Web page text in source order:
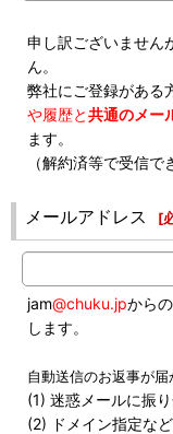
申し訳ございません
ん。
弊社にご登録がある
や履歴と共通のメー
ます。
（解約済等で受信
メールアドレス [
jam@chuku.jpから
します。
自動送信のお返事が届
(1) 迷惑メールに振
(2) ドメイン指定な